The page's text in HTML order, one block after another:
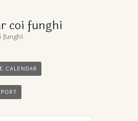
coi funghi
funghi
CALENDAR